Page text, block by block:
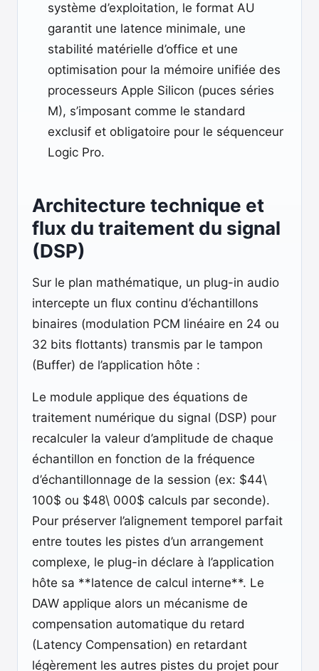
système d’exploitation, le format AU
garantit une latence minimale, une
stabilité matérielle d’office et une
optimisation pour la mémoire unifiée des
processeurs Apple Silicon (puces séries
M), s’imposant comme le standard
exclusif et obligatoire pour le séquenceur
Logic Pro.
Architecture technique et
flux du traitement du signal
(DSP)
Sur le plan mathématique, un plug-in audio
intercepte un flux continu d’échantillons
binaires (modulation PCM linéaire en 24 ou
32 bits flottants) transmis par le tampon
(Buffer) de l’application hôte :
Le module applique des équations de
traitement numérique du signal (DSP) pour
recalculer la valeur d’amplitude de chaque
échantillon en fonction de la fréquence
d’échantillonnage de la session (ex: $44\
100$ ou $48\ 000$ calculs par seconde).
Pour préserver l’alignement temporel parfait
entre toutes les pistes d’un arrangement
complexe, le plug-in déclare à l’application
hôte sa **latence de calcul interne**. Le
DAW applique alors un mécanisme de
compensation automatique du retard
(Latency Compensation) en retardant
légèrement les autres pistes du projet pour